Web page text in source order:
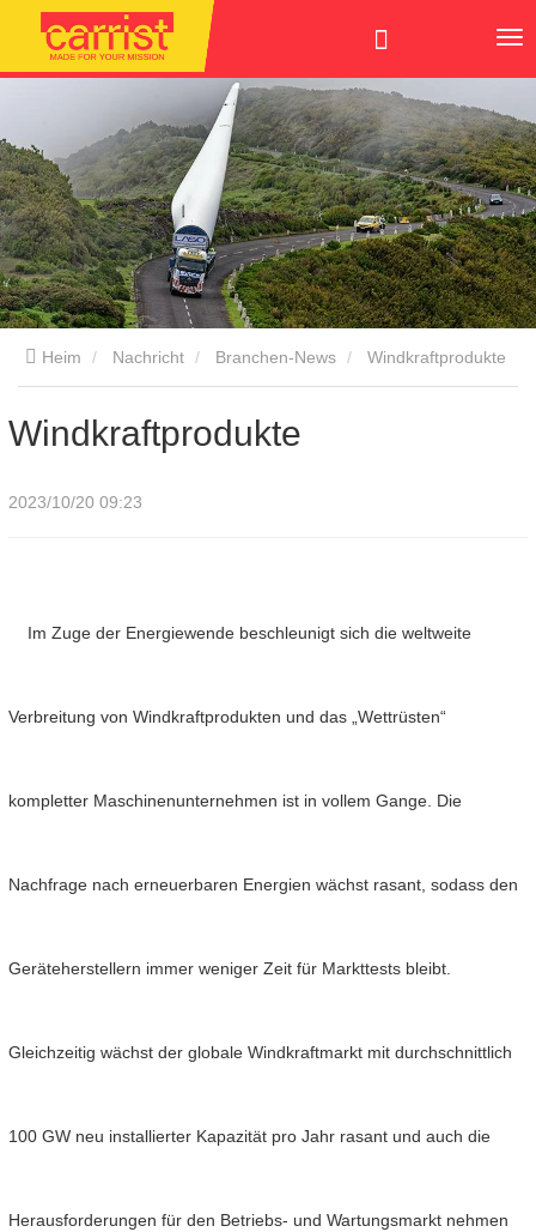
Heim Nachricht Branchen-News Windkraftprodukte
Windkraftprodukte
2023/10/20 09:23
Im Zuge der Energiewende beschleunigt sich die weltweite
Verbreitung von Windkraftprodukten und das „Wettrüsten“
kompletter Maschinenunternehmen ist in vollem Gange. Die
Nachfrage nach erneuerbaren Energien wächst rasant, sodass den
Geräteherstellern immer weniger Zeit für Markttests bleibt.
Gleichzeitig wächst der globale Windkraftmarkt mit durchschnittlich
100 GW neu installierter Kapazität pro Jahr rasant und auch die
Herausforderungen für den Betriebs- und Wartungsmarkt nehmen